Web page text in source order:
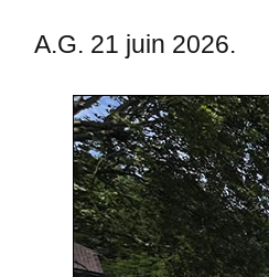
A.G. 21 juin 2026.